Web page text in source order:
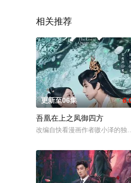
相关推荐
更新至06集
吾凰在上之凤御四方
改编自快看漫画作者嗷小泽的独